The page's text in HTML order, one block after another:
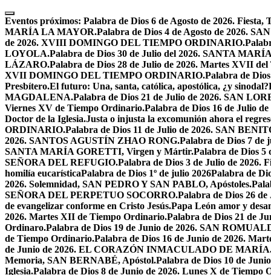
Skip
to
content
Eventos próximos: Palabra de Dios 6 de Agosto de 2026.
MARÍA LA MAYOR.Palabra de Dios 4 de Agosto de 2026.
de 2026. XVIII DOMINGO DEL TIEMPO ORDINARIO.
LOYOLA.Palabra de Dios 30 de Julio del 2026. SANTA
LÁZARO.Palabra de Dios 28 de Julio de 2026. Martes XVII
XVII DOMINGO DEL TIEMPO ORDINARIO.Palabra de
Presbítero.El futuro: Una, santa, católica, apostólica, ¿y sinodal?
MAGDALENA.Palabra de Dios 21 de Julio de 2026. SAN
Viernes XV de Tiempo Ordinario.Palabra de Dios 16 de Julio
Doctor de la Iglesia.Justa o injusta la excomunión ahora el
ORDINARIO.Palabra de Dios 11 de Julio de 2026. SAN
2026. SANTOS AGUSTÍN ZHAO RONG.Palabra de Dios 7 de
SANTA MARÍA GORETTI, Virgen y Mártir.Palabra de Dios
SEÑORA DEL REFUGIO.Palabra de Dios 3 de Julio de 2026.
homilía eucarísticaPalabra de Dios 1º de julio 2026Palabra de
2026. Solemnidad, SAN PEDRO Y SAN PABLO, Apóstoles.
SEÑORA DEL PERPETUO SOCORRO.Palabra de Dios 26
de evangelizar conforme en Cristo Jesús.Papa León amor y
2026. Martes XII de Tiempo Ordinario.Palabra de Dios 21 de
Ordinaro.Palabra de Dios 19 de Junio de 2026. SAN
de Tiempo Ordinario.Palabra de Dios 16 de Junio de 2026.
de Junio de 2026. EL CORAZÓN INMACULADO DE
Memoria, SAN BERNABÉ, Apóstol.Palabra de Dios 10 de
Iglesia.Palabra de Dios 8 de Junio de 2026. Lunes X de Tiempo